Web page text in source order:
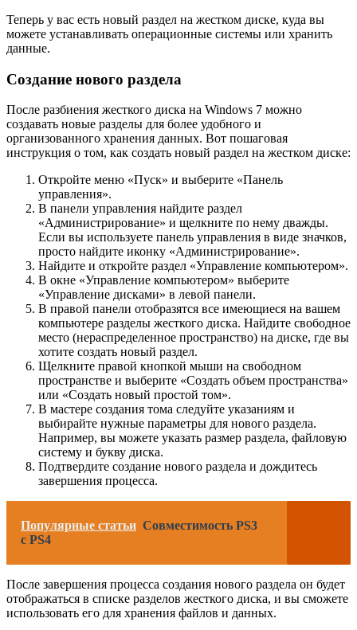
Теперь у вас есть новый раздел на жестком диске, куда вы
можете устанавливать операционные системы или хранить
данные.
Создание нового раздела
После разбиения жесткого диска на Windows 7 можно
создавать новые разделы для более удобного и
организованного хранения данных. Вот пошаговая
инструкция о том, как создать новый раздел на жестком диске:
Откройте меню «Пуск» и выберите «Панель
управления».
В панели управления найдите раздел
«Администрирование» и щелкните по нему дважды.
Если вы используете панель управления в виде значков,
просто найдите иконку «Администрирование».
Найдите и откройте раздел «Управление компьютером».
В окне «Управление компьютером» выберите
«Управление дисками» в левой панели.
В правой панели отобразятся все имеющиеся на вашем
компьютере разделы жесткого диска. Найдите свободное
место (нераспределенное пространство) на диске, где вы
хотите создать новый раздел.
Щелкните правой кнопкой мыши на свободном
пространстве и выберите «Создать объем пространства»
или «Создать новый простой том».
В мастере создания тома следуйте указаниям и
выбирайте нужные параметры для нового раздела.
Например, вы можете указать размер раздела, файловую
систему и букву диска.
Подтвердите создание нового раздела и дождитесь
завершения процесса.
Популярные статьи Совместимость PS3
с PS4
После завершения процесса создания нового раздела он будет
отображаться в списке разделов жесткого диска, и вы сможете
использовать его для хранения файлов и данных.